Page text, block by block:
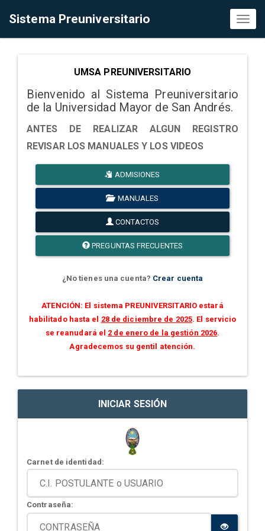
Sistema Preuniversitario
UMSA PREUNIVERSITARIO
Bienvenido al Sistema Preuniversitario
de la Universidad Mayor de San Andrés.
ANTES DE REALIZAR ALGUN REGISTRO
REVISAR LOS MANUALES Y LOS VIDEOS
ADMISIONES
MANUALES
CONTACTOS
PREGUNTAS FRECUENTES
¿No tienes una cuenta? Crear cuenta
ATENCIÓN: El sistema PREUNIVERSITARIO estará
habilitado hasta el 28 de diciembre de 2025. El servicio
se reanudará el 2 de enero de la gestión 2026.
Agradecemos su gentil atención.
INICIAR SESIÓN
Carnet de identidad:
Contraseña: